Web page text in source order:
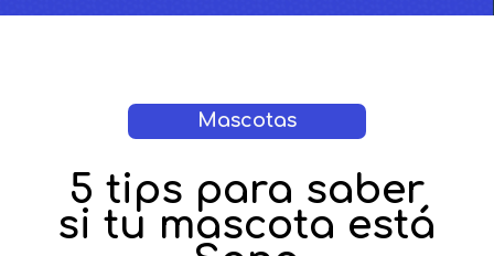
Mascotas
5 tips para saber
si tu mascota está